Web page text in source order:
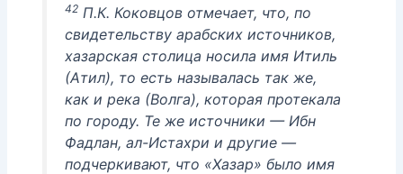
42П.К. Коковцов отмечает, что, по
свидетельству арабских источников,
хазарская столица носила имя Итиль
(Атил), то есть называлась так же,
как и река (Волга), которая протекала
по городу. Те же источники — Ибн
Фадлан, ал-Истахри и другие —
подчеркивают, что «Хазар» было имя